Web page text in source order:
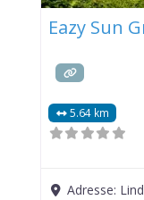
Eazy Sun
5.64 km
Adresse: